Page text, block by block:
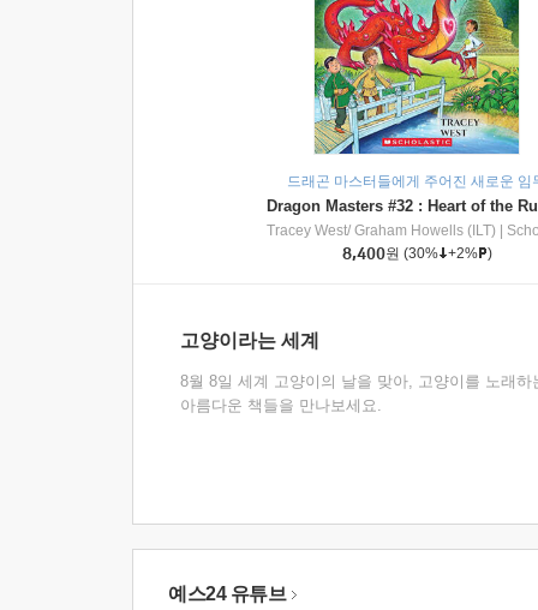
드래곤 마스터들에게 주어진 새로운 임
Tracey West/ Graham Howells (ILT)
8,400원 (30% +2% )
고양이라는 세계
8월 8일 세계 고양이의 날을 맞아, 고양이를 노래하
아름다운 책들을 만나보세요.
예스24 유튜브